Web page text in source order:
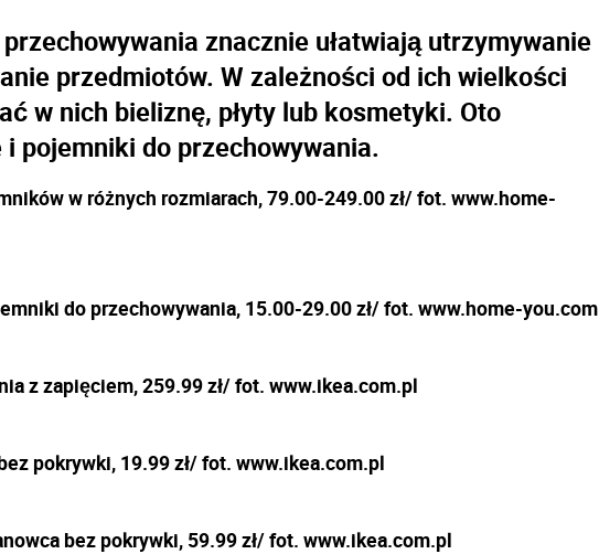
znacznie ułatwiają utrzymywanie
przedmiotów. W zależności od ich wielkości
w nich bieliznę, płyty lub kosmetyki. Oto
pojemniki do przechowywania.
w różnych rozmiarach, 79.00-249.00 zł/ fot. www.home-
do przechowywania, 15.00-29.00 zł/ fot. www.home-you.com
z zapięciem, 259.99 zł/ fot. www.ikea.com.pl
pokrywki, 19.99 zł/ fot. www.ikea.com.pl
bez pokrywki, 59.99 zł/ fot. www.ikea.com.pl